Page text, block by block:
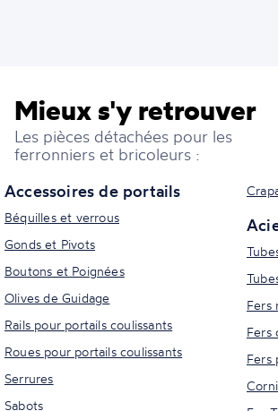
Mieux s'y retrouver
Les pièces détachées pour les
ferronniers et bricoleurs :
Accessoires de portails
Béquilles et verrous
Gonds et Pivots
Boutons et Poignées
Olives de Guidage
Rails pour portails coulissants
Roues pour portails coulissants
Serrures
Sabots
Fers
Fers
Fers